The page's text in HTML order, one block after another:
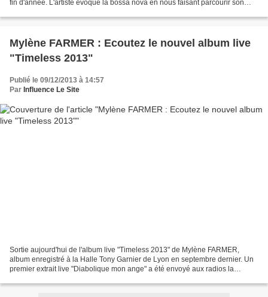
fin d'année. L'artiste évoque la bossa nova en nous faisant parcourir son
Mylène FARMER : Ecoutez le nouvel album live
"Timeless 2013"
Publié le 09/12/2013 à 14:57
Par Influence Le Site
Sortie aujourd'hui de l'album live "Timeless 2013" de Mylène FARMER,
album enregistré à la Halle Tony Garnier de Lyon en septembre dernier. Un
premier extrait live "Diabolique mon ange" a été envoyé aux radios la